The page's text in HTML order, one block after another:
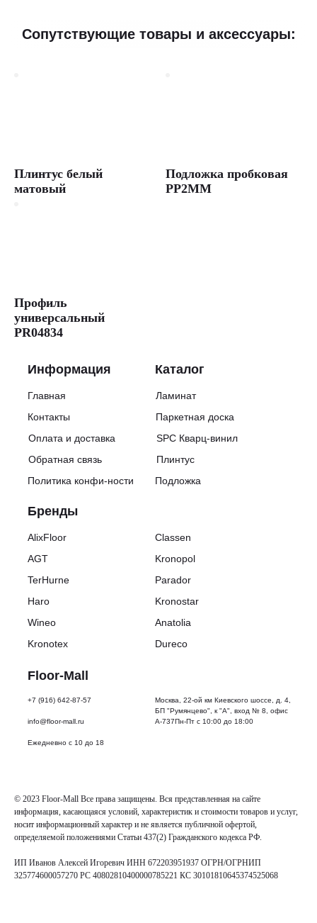
Сопутствующие товары и аксессуары:
Плинтус белый
матовый
Подложка пробковая
PP2MM
Профиль
универсальный
PR04834
Информация
Бренды
Каталог
Floor-Mall
Главная
Контакты
Оплата и доставка
Обратная связь
AlixFloor
AGT
TerHurne
Haro
Ламинат
Паркетная доска
SPC Кварц-винил
Плинтус
+7 (916) 642-87-57
info@floor-mall.ru
Ежедневно с 10 до 18
Москва, 22-ой км Киевского шоссе, д. 4,
БП "Румянцево", к "А", вход № 8, офис
А-737Пн-Пт с 10:00 до 18:00
Политика конфи-ности
Wineo
Kronotex
Anatolia
Dureco
Kronostar
Parador
Kronopol
Classen
Подложка
© 2023 Floor-Mall Все права защищены. Вся представленная на сайте
информация, касающаяся условий, характеристик и стоимости товаров и услуг,
носит информационный характер и не является публичной офертой,
определяемой положениями Статьи 437(2) Гражданского кодекса РФ.
ИП Иванов Алексей Игоревич ИНН 672203951937 ОГРН/ОГРНИП
325774600057270 РС 40802810400000785221 КС 30101810645374525068